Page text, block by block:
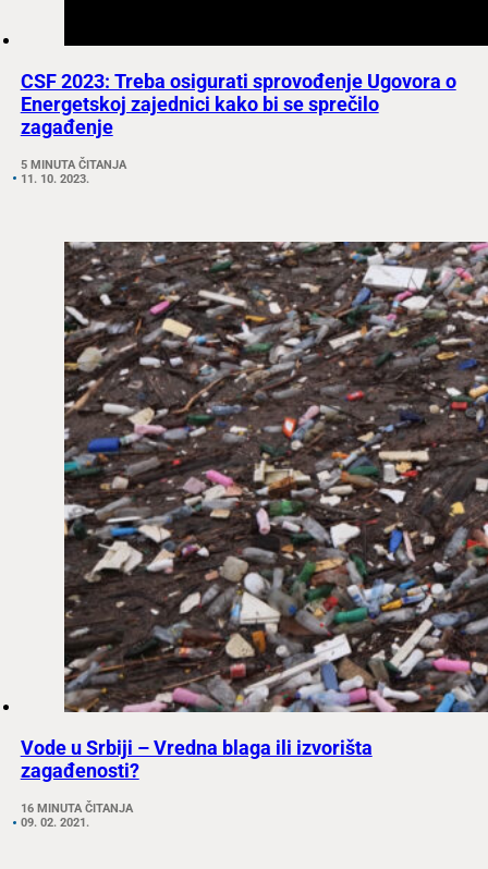
CSF 2023: Treba osigurati sprovođenje Ugovora o
Energetskoj zajednici kako bi se sprečilo
zagađenje
5 MINUTA ČITANJA
11. 10. 2023.
Vode u Srbiji – Vredna blaga ili izvorišta
zagađenosti?
16 MINUTA ČITANJA
09. 02. 2021.